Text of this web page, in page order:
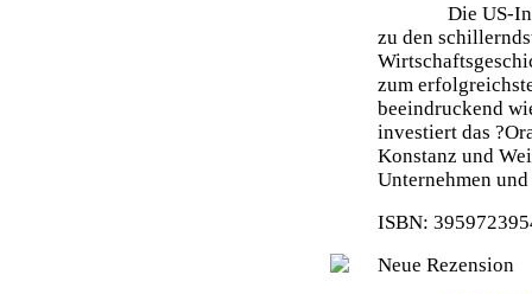
Die US-
zu den
zum
beeindruckend
investiert das
Konstanz und
Unternehmen
ISBN:
Neue Rezension